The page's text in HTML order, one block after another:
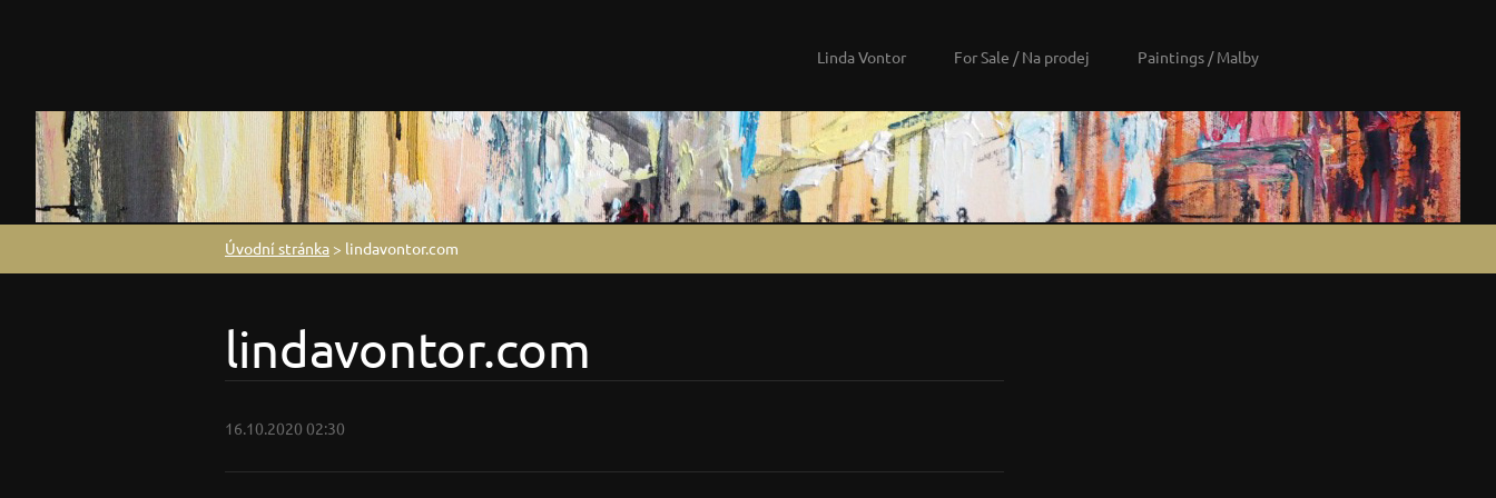
Linda Vontor For Sale / Na prodej Paintings / Malby
Úvodní stránka > lindavontor.com
lindavontor.com
16.10.2020 02:30